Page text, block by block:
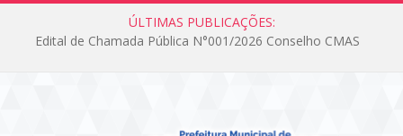
ÚLTIMAS PUBLICAÇÕES:
Edital de Chamada Pública N°001/2026 Conselho CMAS